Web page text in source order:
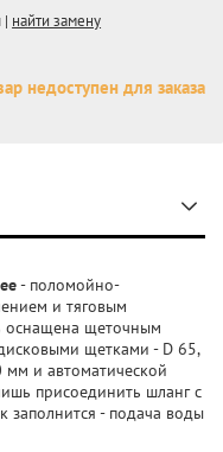
| найти замену
недоступен для заказа
- поломойно-
и тяговым
оснащена щеточным
щетками - D 65,
и автоматической
присоединить шланг с
заполнится - подача воды